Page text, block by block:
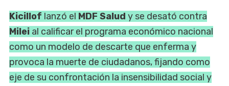
Kicillof lanzó el MDF Salud y se desató contra
Milei al calificar el programa económico nacional
como un modelo de descarte que enferma y
provoca la muerte de ciudadanos, fijando como
eje de su confrontación la insensibilidad social y